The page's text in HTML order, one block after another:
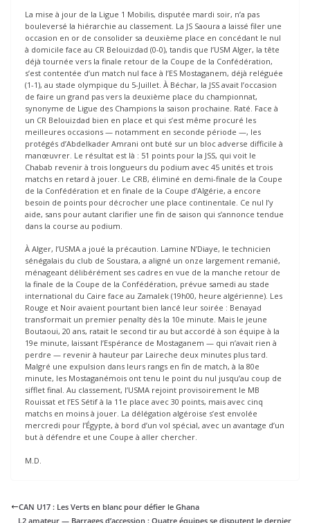
La mise à jour de la Ligue 1 Mobilis, disputée mardi soir, n’a pas
bouleversé la hiérarchie au classement. La JS Saoura a laissé filer une
occasion en or de consolider sa deuxième place en concédant le nul
à domicile face au CR Belouizdad (0-0), tandis que l’USM Alger, la tête
déjà tournée vers la finale retour de la Coupe de la Confédération,
s’est contentée d’un match nul face à l’ES Mostaganem, déjà reléguée
(1-1), au stade olympique du 5-Juillet. À Béchar, la JSS avait l’occasion
de faire un grand pas vers la deuxième place du championnat,
synonyme de Ligue des Champions la saison prochaine. Raté. Face à
un CR Belouizdad bien en place et qui s’est même procuré les
meilleures occasions — notamment en seconde période —, les
protégés d’Abdelkader Amrani ont buté sur un bloc adverse difficile à
manœuvrer. Le résultat est là : 51 points pour la JSS, qui voit le
Chabab revenir à trois longueurs du podium avec 45 unités et trois
matchs en retard à jouer. Le CRB, éliminé en demi-finale de la Coupe
de la Confédération et en finale de la Coupe d’Algérie, a encore
besoin de points pour décrocher une place continentale. Ce nul l’y
aide, sans pour autant clarifier une fin de saison qui s’annonce tendue
dans la course au podium.
À Alger, l’USMA a joué la précaution. Lamine N’Diaye, le technicien
sénégalais du club de Soustara, a aligné un onze largement remanié,
ménageant délibérément ses cadres en vue de la manche retour de
la finale de la Coupe de la Confédération, prévue samedi au stade
international du Caire face au Zamalek (19h00, heure algérienne). Les
Rouge et Noir avaient pourtant bien lancé leur soirée : Benayad
transformait un premier penalty dès la 10e minute. Mais le jeune
Boutaoui, 20 ans, ratait le second tir au but accordé à son équipe à la
19e minute, laissant l’Espérance de Mostaganem — qui n’avait rien à
perdre — revenir à hauteur par Laireche deux minutes plus tard.
Malgré une expulsion dans leurs rangs en fin de match, à la 80e
minute, les Mostaganémois ont tenu le point du nul jusqu’au coup de
sifflet final. Au classement, l’USMA rejoint provisoirement le MB
Rouissat et l’ES Sétif à la 11e place avec 30 points, mais avec cinq
matchs en moins à jouer. La délégation algéroise s’est envolée
mercredi pour l’Égypte, à bord d’un vol spécial, avec un avantage d’un
but à défendre et une Coupe à aller chercher.
M.D.
CAN U17 : Les Verts en blanc pour défier le Ghana
L2 amateur — Barrages d’accession : Quatre équipes se disputent le dernier